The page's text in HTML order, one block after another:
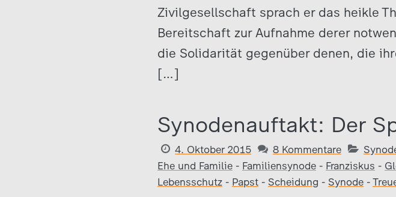
Zivilgesellschaft sprach er das heikle
Bereitschaft zur Aufnahme derer
die Solidarität gegenüber denen, die
[…]
Synodenauftakt: Der
4. Oktober 2015 8 Kommentare
Ehe und Familie - Familiensynode - Franziskus -
Lebensschutz - Papst - Scheidung - Synode -